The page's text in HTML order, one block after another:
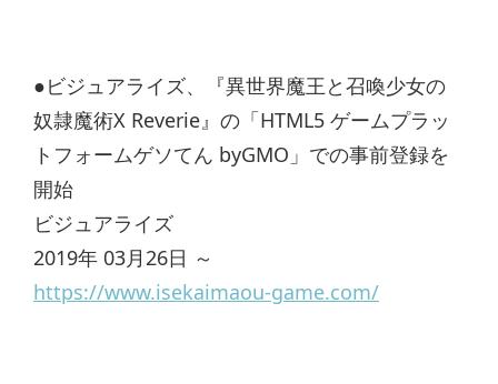
●ビジュアライズ、『異世界魔王と召喚少女の
奴隷魔術X Reverie』の「HTML5 ゲームプラッ
トフォームゲソてん byGMO」での事前登録を
開始
ビジュアライズ
2019年 03月26日 ～
https://www.isekaimaou-game.com/